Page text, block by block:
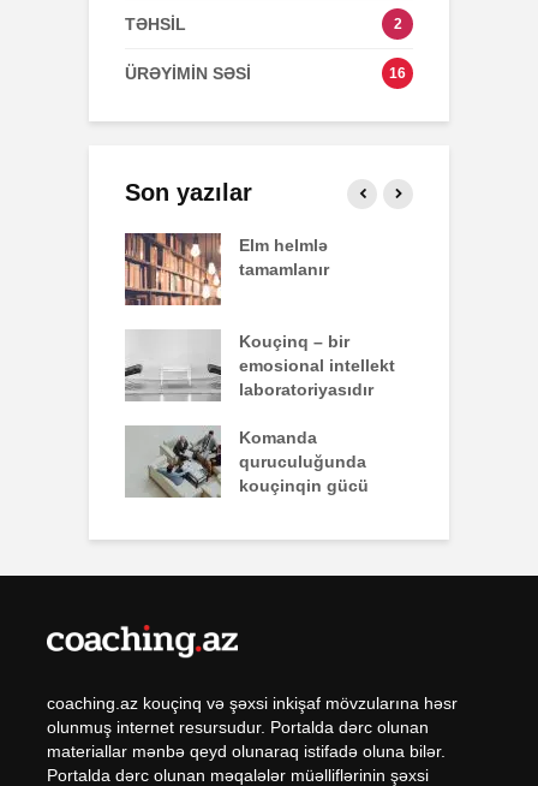
TƏHSİL 2
ÜRƏYİMİN SƏSİ 16
Son yazılar
Elm helmlə
tamamlanır
Kouçinq – bir
emosional intellekt
laboratoriyasıdır
Komanda
quruculuğunda
kouçinqin gücü
coaching.az kouçinq və şəxsi inkişaf mövzularına həsr
olunmuş internet resursudur. Portalda dərc olunan
materiallar mənbə qeyd olunaraq istifadə oluna bilər.
Portalda dərc olunan məqalələr müəlliflərinin şəxsi